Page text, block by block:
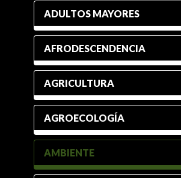
ADULTOS MAYORES
AFRODESCENDENCIA
AGRICULTURA
AGROECOLOGÍA
AMBIENTE